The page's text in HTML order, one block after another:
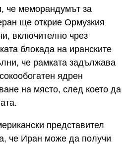
че меморандумът за
ще открие Ормузкия
включително чрез
блокада на иранските
че рамката задължава
ядрен
на място, след което да
представител
че Иран може да получи